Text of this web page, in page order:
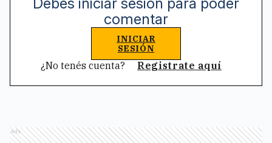
comentar
INICIAR
SESIÓN
¿No tenés cuenta? Registrate aquí
Ads